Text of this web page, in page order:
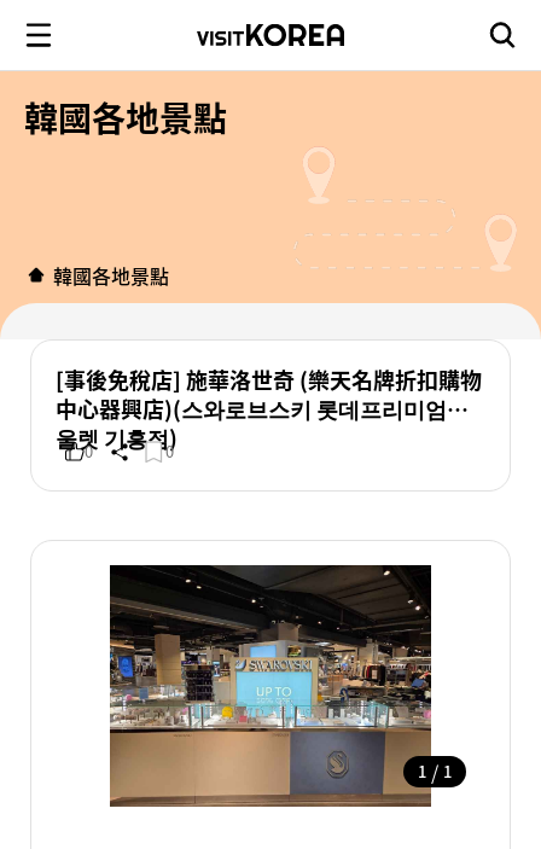
韓國各地景點
韓國各地景點
[事後免稅店] 施華洛世奇 (樂天名牌折扣購物
中心器興店)(스와로브스키 롯데프리미엄아
울렛 기흥점)
0 0
1 / 1